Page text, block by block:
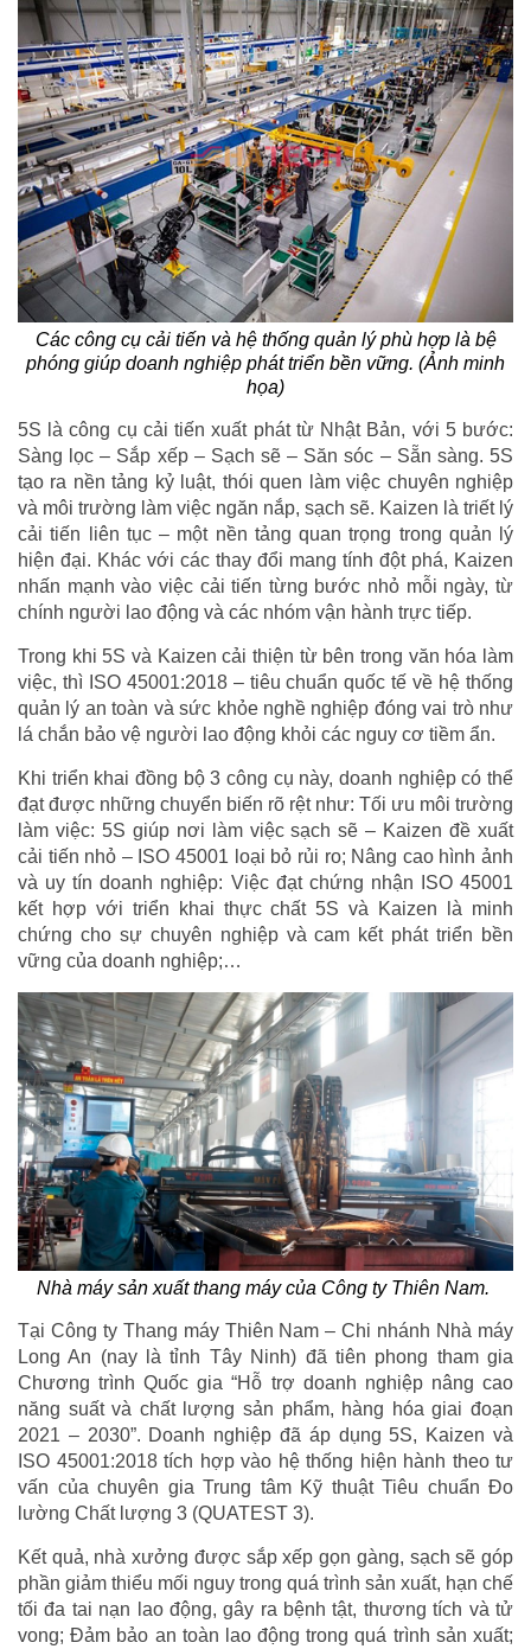
Các công cụ cải tiến và hệ thống quản lý phù hợp là bệ
phóng giúp doanh nghiệp phát triển bền vững. (Ảnh minh
họa)
5S là công cụ cải tiến xuất phát từ Nhật Bản, với 5 bước:
Sàng lọc – Sắp xếp – Sạch sẽ – Săn sóc – Sẵn sàng. 5S
tạo ra nền tảng kỷ luật, thói quen làm việc chuyên nghiệp
và môi trường làm việc ngăn nắp, sạch sẽ. Kaizen là triết lý
cải tiến liên tục – một nền tảng quan trọng trong quản lý
hiện đại. Khác với các thay đổi mang tính đột phá, Kaizen
nhấn mạnh vào việc cải tiến từng bước nhỏ mỗi ngày, từ
chính người lao động và các nhóm vận hành trực tiếp.
Trong khi 5S và Kaizen cải thiện từ bên trong văn hóa làm
việc, thì ISO 45001:2018 – tiêu chuẩn quốc tế về hệ thống
quản lý an toàn và sức khỏe nghề nghiệp đóng vai trò như
lá chắn bảo vệ người lao động khỏi các nguy cơ tiềm ẩn.
Khi triển khai đồng bộ 3 công cụ này, doanh nghiệp có thể
đạt được những chuyển biến rõ rệt như: Tối ưu môi trường
làm việc: 5S giúp nơi làm việc sạch sẽ – Kaizen đề xuất
cải tiến nhỏ – ISO 45001 loại bỏ rủi ro; Nâng cao hình ảnh
và uy tín doanh nghiệp: Việc đạt chứng nhận ISO 45001
kết hợp với triển khai thực chất 5S và Kaizen là minh
chứng cho sự chuyên nghiệp và cam kết phát triển bền
vững của doanh nghiệp;…
Nhà máy sản xuất thang máy của Công ty Thiên Nam.
Tại Công ty Thang máy Thiên Nam – Chi nhánh Nhà máy
Long An (nay là tỉnh Tây Ninh) đã tiên phong tham gia
Chương trình Quốc gia “Hỗ trợ doanh nghiệp nâng cao
năng suất và chất lượng sản phẩm, hàng hóa giai đoạn
2021 – 2030”. Doanh nghiệp đã áp dụng 5S, Kaizen và
ISO 45001:2018 tích hợp vào hệ thống hiện hành theo tư
vấn của chuyên gia Trung tâm Kỹ thuật Tiêu chuẩn Đo
lường Chất lượng 3 (QUATEST 3).
Kết quả, nhà xưởng được sắp xếp gọn gàng, sạch sẽ góp
phần giảm thiểu mối nguy trong quá trình sản xuất, hạn chế
tối đa tai nạn lao động, gây ra bệnh tật, thương tích và tử
vong; Đảm bảo an toàn lao động trong quá trình sản xuất;